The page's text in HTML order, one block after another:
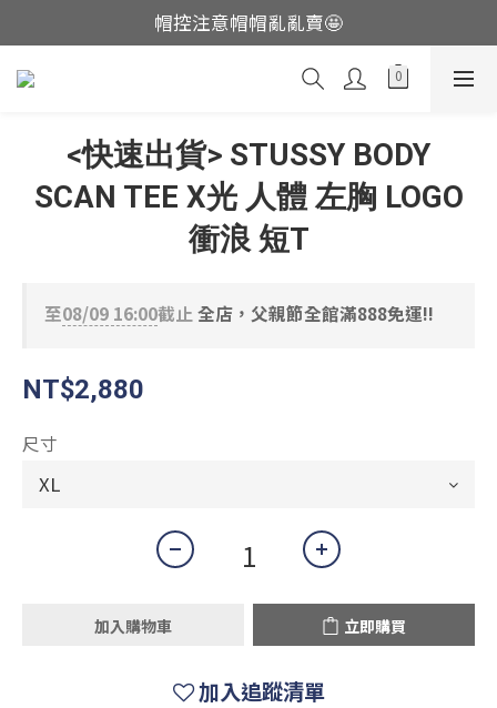
這裡現貨不用等👟
帽控注意帽帽亂亂賣🤩
這裡現貨不用等👟
<快速出貨> STUSSY BODY
SCAN TEE X光 人體 左胸 LOGO
衝浪 短T
至08/09 16:00截止 全店，父親節全館滿888免運!!
NT$2,880
尺寸
加入購物車 立即購買
加入追蹤清單